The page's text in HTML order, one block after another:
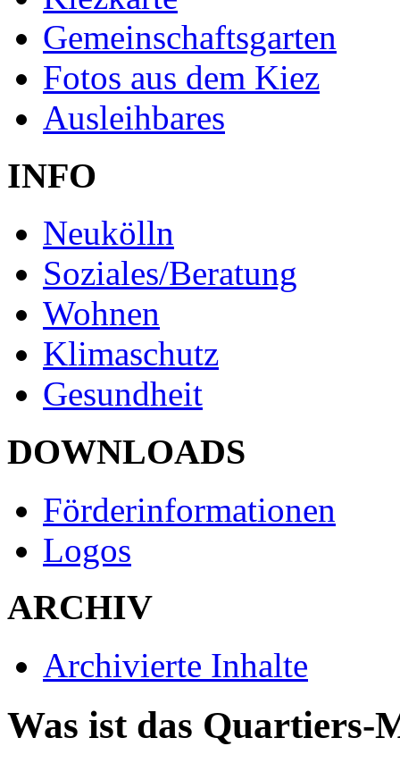
Gemeinschaftsgarten
Fotos aus dem Kiez
Ausleihbares
INFO
Neukölln
Soziales/Beratung
Wohnen
Klimaschutz
Gesundheit
DOWNLOADS
Förderinformationen
Logos
ARCHIV
Archivierte Inhalte
Was ist das Quartiers-